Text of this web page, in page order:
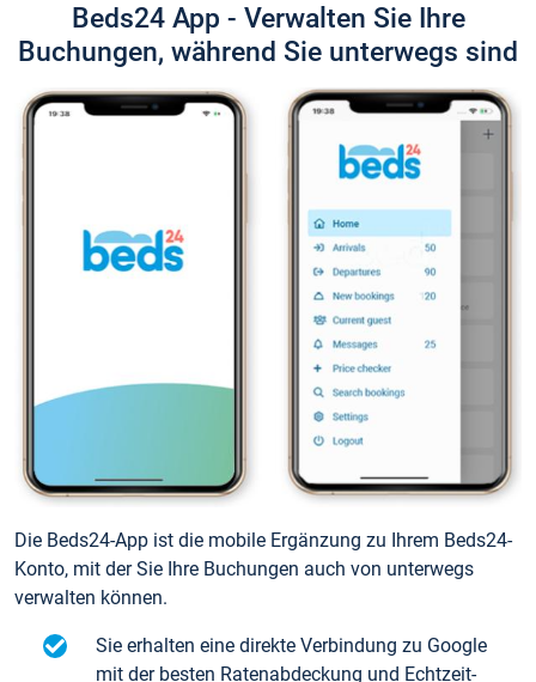
Beds24 App - Verwalten Sie Ihre
Buchungen, während Sie unterwegs sind
Die Beds24-App ist die mobile Ergänzung zu Ihrem Beds24-
Konto, mit der Sie Ihre Buchungen auch von unterwegs
verwalten können.
Sie erhalten eine direkte Verbindung zu Google
mit der besten Ratenabdeckung und Echtzeit-